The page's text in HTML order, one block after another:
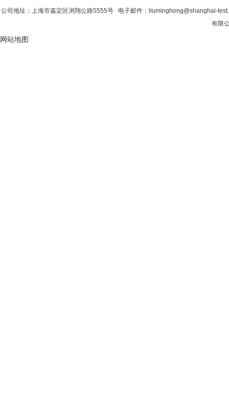
公司地址：上海市嘉定区浏翔公路5555号 电子邮件：liuminghong@shanghai-
有限
网站地图